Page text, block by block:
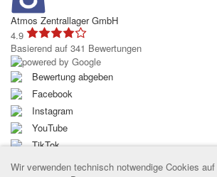
Atmos Zentrallager GmbH
4.9
Basierend auf 341 Bewertungen
Bewertung abgeben
Facebook
Instagram
YouTube
TikTok
Wir verwenden technisch notwendige Cookies